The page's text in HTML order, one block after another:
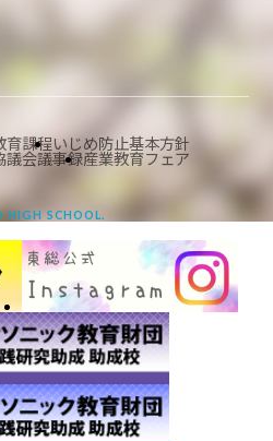
育課程いじめ防止基本方針
議会議事録産業教育フェア
SCHOOL.